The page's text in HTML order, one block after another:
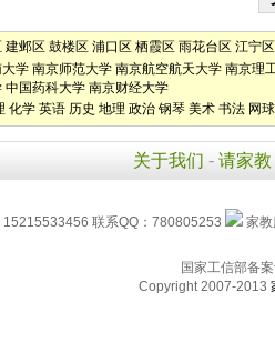
建邺区 鼓楼区 浦口区 栖霞区 雨花台区 江宁区
学 南京师范大学 南京航空航天大学 南京理
中国药科大学 南京财经大学
化学 英语 历史 地理 政治 钢琴 美术 书法 网球
关于我们 - 请家教
15215533456 联系QQ：780805253 家
国家工信部备
Copyright 2007-2013